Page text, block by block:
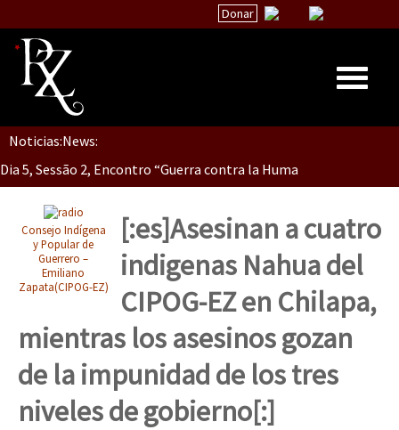
Donar
Inicio
Quiénes Somos
La palabra del EZLN
Encuentros
TEMAS
México
Latinoamérica
Mundo
Noticias:News:
Dia 5, Sessão 2, Encontro “Guerra contra la Humanidad”
Dia 5, sessão 1, do Encontro “Guerra contra a Humanidade”(As
Dia 4 – Encontro “Guerra contra a Humanidade” (As populações
Dia 2 do Encontro “Guerra contra a Humanidad”
Consejo Indígena
y Popular de
Guerrero –
Emiliano
Zapata(CIPOG-EZ)
[:es]Asesinan a cuatro
indigenas Nahua del
CIPOG-EZ en Chilapa,
mientras los asesinos gozan
de la impunidad de los tres
niveles de gobierno[:]